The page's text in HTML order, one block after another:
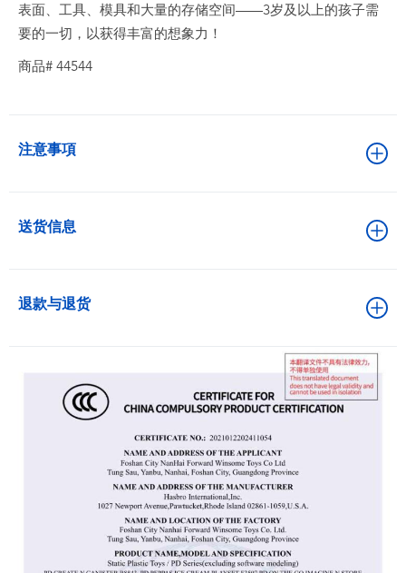
玩具促销
表面、工具、模具和大量的存储空间——3岁及以上的孩子需
要的一切，以获得丰富的想象力！
商品# 44544
注意事項
送货信息
退款与退货